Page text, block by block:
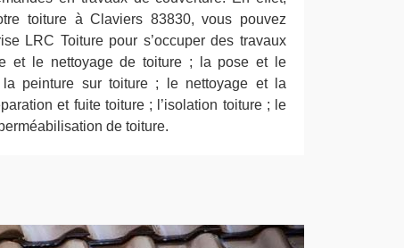
toiture à Claviers 83830, vous pouvez
LRC Toiture pour s’occuper des travaux
et le nettoyage de toiture ; la pose et le
peinture sur toiture ; le nettoyage et la
et fuite toiture ; l’isolation toiture ; le
de toiture.